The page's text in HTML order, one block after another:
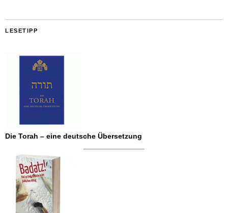
LESETIPP
Die Torah – eine deutsche Übersetzung